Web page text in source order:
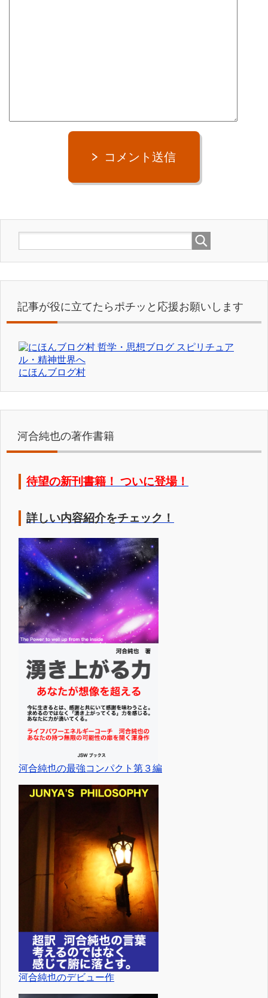
コメント送信
記事が役に立てたらポチッと応援お願いします
にほんブログ村
河合純也の著作書籍
待望の新刊書籍！ ついに登場！
詳しい内容紹介をチェック！
河合純也の最強コンパクト第３編
河合純也のデビュー作